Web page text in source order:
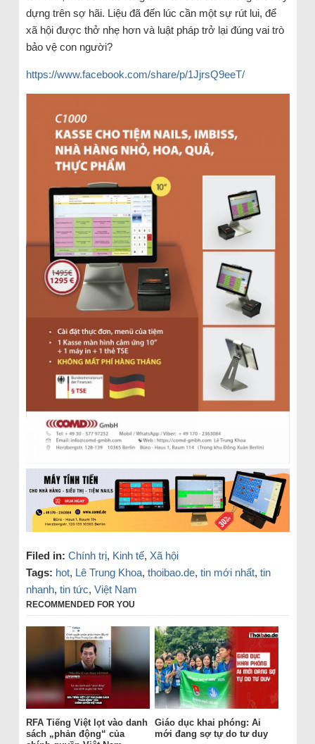
dựng trên sợ hãi. Liệu đã đến lúc cần một sự rút lui, để
xã hội được thở nhẹ hơn và luật pháp trở lại đúng vai trò
bảo vệ con người?
https://www.facebook.com/share/p/1JjrsQ9eeT/
Filed in: Chính trị, Kinh tế, Xã hội
Tags: hot, Lê Trung Khoa, thoibao.de, tin mới nhất, tin
nhanh, tin tức, Việt Nam
RECOMMENDED FOR YOU
RFA Tiếng Việt lọt vào danh
sách „phản động“ của
Giáo dục khai phóng: Ai
mới đang sợ tự do tư duy